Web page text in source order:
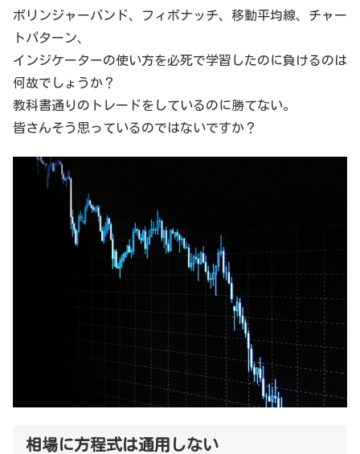
ボリンジャーバンド、フィボナッチ、移動平均線、チャー
トパターン、
インジケーターの使い方を必死で学習したのに負けるのは
何故でしょうか？
教科書通りのトレードをしているのに勝てない。
皆さんそう思っているのではないですか？
相場に方程式は通用しない